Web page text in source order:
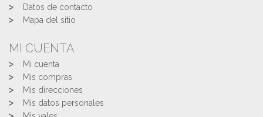
Datos de contacto
Mapa del sitio
MI CUENTA
Mi cuenta
Mis compras
Mis direcciones
Mis datos personales